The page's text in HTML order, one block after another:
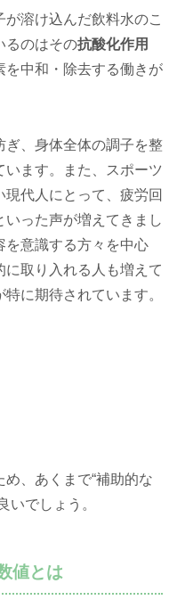
溶け込んだ飲料水のこ
るのはその抗酸化作用
を中和・除去する働きが
ぎ、身体全体の調子を整
います。また、スポーツ
代人にとって、疲労回
った声が増えてきまし
を意識する方々を中心
取り入れる人も増えて
に期待されています。
、あくまで“補助的な
いでしょう。
値とは